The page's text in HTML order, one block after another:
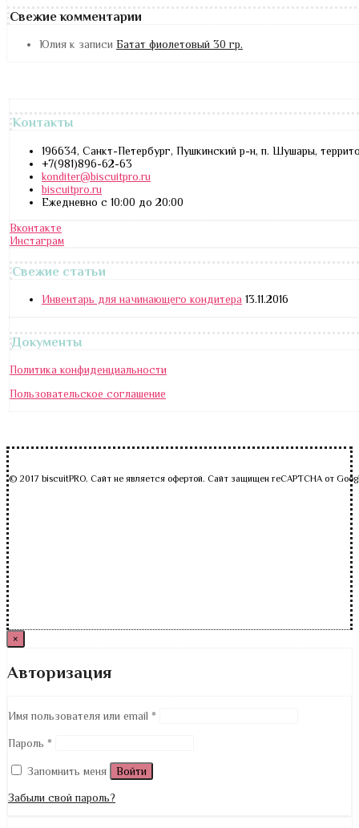
Свежие комментарии
Юлияк записи Батат фиолетовый 30 гр.
Контакты
196634, Санкт-Петербург, Пушкинский р-н, п. Шушары,
+7(981)896-62-63
konditer@biscuitpro.ru
biscuitpro.ru
Ежедневно с 10:00 до 20:00
Вконтакте
Инстаграм
Свежие статьи
Инвентарь для начинающего кондитера 13.11.2016
Документы
Политика конфиденциальности
Пользовательское соглашение
© 2017 biscuitPRO. Сайт не является офертой. Сайт защищен reCAPTCHA от
×
Авторизация
Имя пользователя или email *
Пароль *
Запомнить меня Войти
Забыли свой пароль?